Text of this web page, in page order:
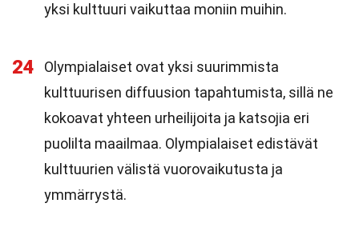
yksi kulttuuri vaikuttaa moniin muihin.
24
Olympialaiset ovat yksi suurimmista
kulttuurisen diffuusion tapahtumista, sillä ne
kokoavat yhteen urheilijoita ja katsojia eri
puolilta maailmaa. Olympialaiset edistävät
kulttuurien välistä vuorovaikutusta ja
ymmärrystä.